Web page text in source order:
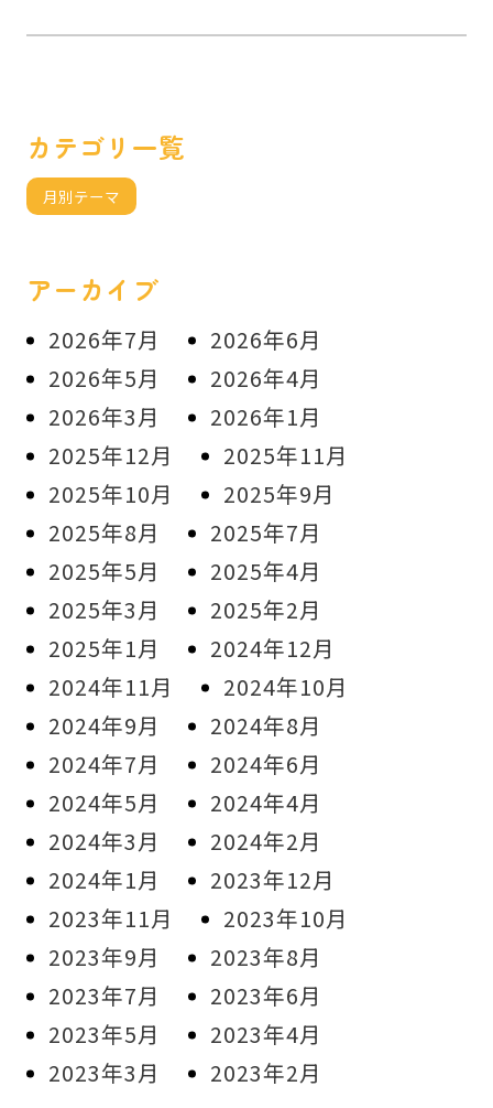
カテゴリ一覧
月別テーマ
アーカイブ
2026年7月
2026年6月
2026年5月
2026年4月
2026年3月
2026年1月
2025年12月
2025年11月
2025年10月
2025年9月
2025年8月
2025年7月
2025年5月
2025年4月
2025年3月
2025年2月
2025年1月
2024年12月
2024年11月
2024年10月
2024年9月
2024年8月
2024年7月
2024年6月
2024年5月
2024年4月
2024年3月
2024年2月
2024年1月
2023年12月
2023年11月
2023年10月
2023年9月
2023年8月
2023年7月
2023年6月
2023年5月
2023年4月
2023年3月
2023年2月